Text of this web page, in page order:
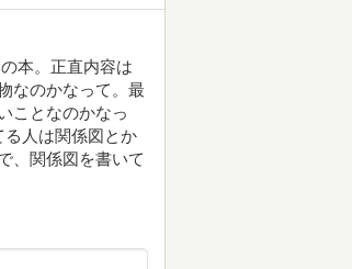
本。正直内容は
なのかなって。最
ことなのかなっ
人は関係図とか
、関係図を書いて